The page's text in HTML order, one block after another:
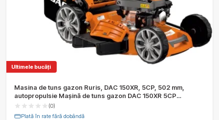
Ultimele bucăți
Masina de tuns gazon Ruris, DAC 150XR, 5CP, 502 mm,
autopropulsie Maşină de tuns gazon DAC 150XR 5CP
autopropulsie
(0)
Plată în rate fără dobândă